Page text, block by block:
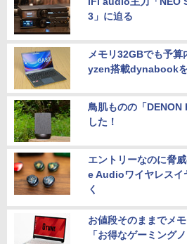
3」に迫る
メモリ32GBでも予
yzen搭載dynabook
鳥肌ものの「DENON
した！
エントリーなのに脅
e Audioワイヤレスイ
く
お値段そのままでメ
「お得なゲーミングノ